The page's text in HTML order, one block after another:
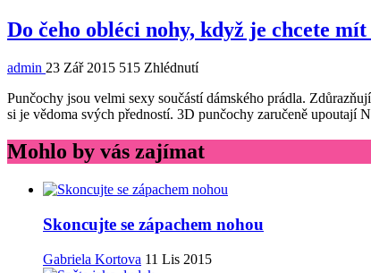
Do čeho obléci nohy, když je chcete mít
admin 23 Zář 2015 515 Zhlédnutí
Punčochy jsou velmi sexy součástí dámského prádla.
si je vědoma svých předností. 3D punčochy zaručeně upoutají
Mohlo by vás zajímat
Skoncujte se zápachem nohou
Gabriela Kortova 11 Lis 2015